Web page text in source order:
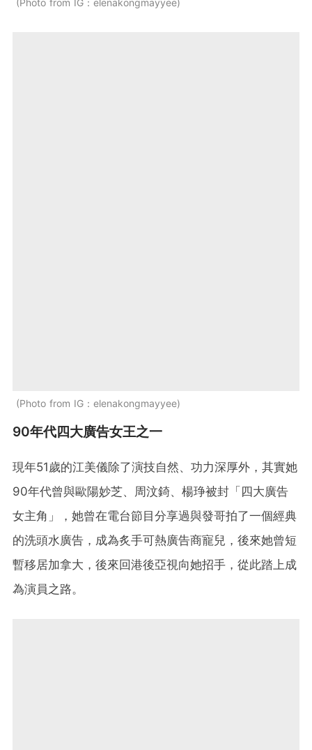
Photo from IG：elenakongmayyee
90年代四大廣告女王之一
現年51歲的江美儀除了演技自然、功力深厚外，其實她
90年代曾與歐陽妙芝、周汶錡、楊琤被封「四大廣告
女主角」，她曾在電台節目分享過與發哥拍了一個經典
的洗頭水廣告，成為炙手可熱廣告商寵兒，後來她曾短
暫移居加拿大，後來回港後亞視向她招手，從此踏上成
為演員之路。